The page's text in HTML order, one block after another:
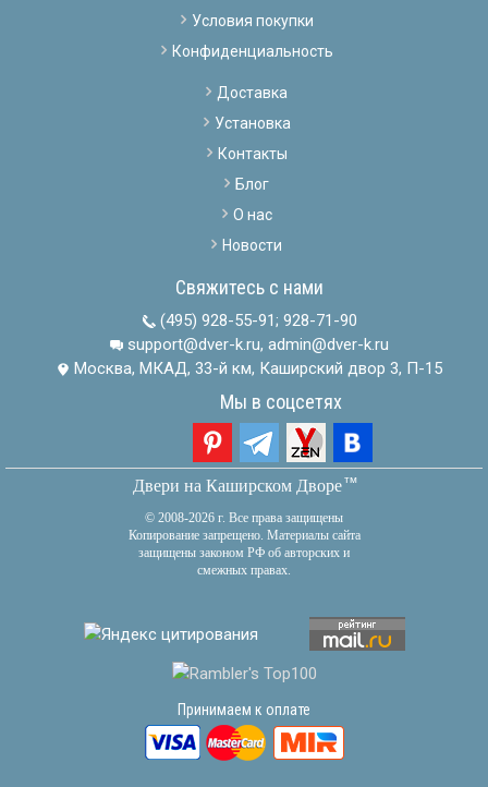
Условия покупки
Конфиденциальность
Доставка
Установка
Контакты
Блог
О нас
Новости
Свяжитесь с нами
(495) 928-55-91; 928-71-90
support@dver-k.ru, admin@dver-k.ru
Москва, МКАД, 33-й км, Каширский двор 3, П-15
Мы в соцсетях
Двери на Каширском Дворетм
© 2008-2026 г. Все права защищены
Копирование запрещено. Материалы сайта
защищены законом РФ об авторских и
смежных правах.
Принимаем к оплате